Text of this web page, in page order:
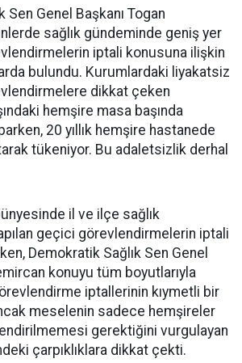
Sen Genel Başkanı Togan
sağlık gündeminde geniş yer
iptali konusuna ilişkin
bulundu. Kurumlardaki liyakatsiz
dikkat çeken
hemşire masa başında
20 yıllık hemşire hastanede
tükeniyor. Bu adaletsizlik derhal
il ve ilçe sağlık
geçici görevlendirmelerin iptali
Demokratik Sağlık Sen Genel
konuyu tüm boyutlarıyla
iptallerinin kıymetli bir
meselenin sadece hemşireler
gerektiğini vurgulayan
çarpıklıklara dikkat çekti.